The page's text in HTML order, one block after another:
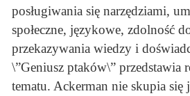
posługiwania się narzędziami,
społeczne, językowe, zdolność
przekazywania wiedzy i
\”Geniusz ptaków\” przedstawia
tematu. Ackerman nie skupia się